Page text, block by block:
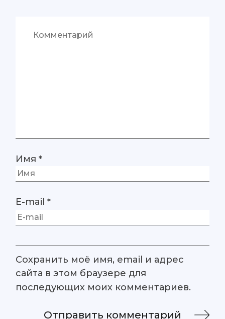
Имя*
E-mail*
Сохранить моё имя, email и адрес
сайта в этом браузере для
последующих моих комментариев.